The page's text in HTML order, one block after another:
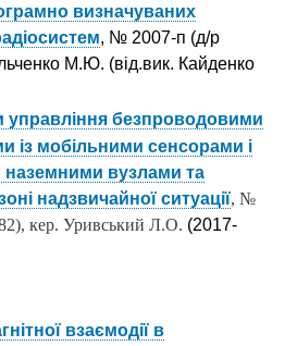
визначуваних
, № 2007-п (д/р
М.Ю. (від.вик. Кайденко
управління безпроводовими
із мобільними сенсорами і
наземними вузлами та
надзвичайної ситуації, №
кер. Уривський Л.О. (2017-
взаємодії в